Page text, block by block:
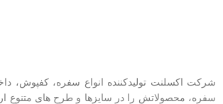
شرکت اکسلنت تولیدکننده انواع سفره، کفپوش،
سفره، محصولاتش را در سایزها و طرح های متنوع